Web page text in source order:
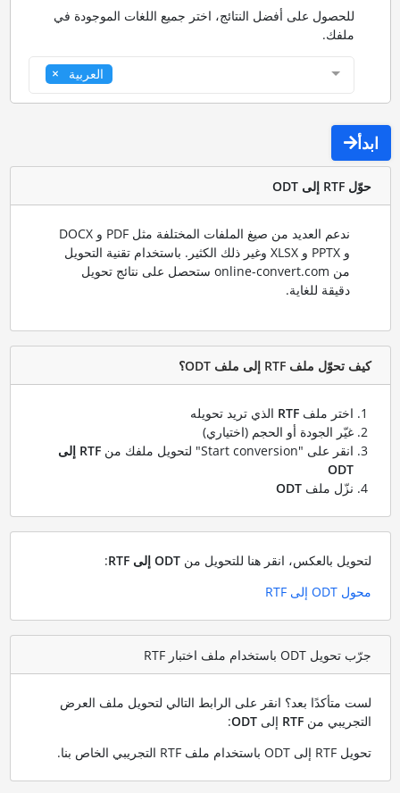
للحصول على أفضل النتائج، اختر جميع اللغات الموجودة في
ملفك.
العربية
ابدأ
حوّل RTF إلى ODT
ندعم العديد من صيغ الملفات المختلفة مثل PDF و DOCX
و PPTX و XLSX وغير ذلك الكثير. باستخدام تقنية التحويل
من online-convert.com ستحصل على نتائج تحويل
دقيقة للغاية.
كيف تحوّل ملف RTF إلى ملف ODT؟
اختر ملف RTFالذي تريد تحويله
غيّر الجودة أو الحجم (اختياري)
انقر على "Start conversion" لتحويل ملفك من
RTF إلى
ODT
نزّل ملف ODT
لتحويل بالعكس، انقر هنا للتحويل من ODT إلى RTF
:
محول ODT إلى RTF
جرّب تحويل ODT باستخدام ملف اختبار RTF
لست متأكدًا بعد؟ انقر على الرابط التالي لتحويل ملف العرض
التجريبي من RTFإلى ODT
:
تحويل RTF إلى ODT باستخدام ملف RTF التجريبي الخاص بنا
.